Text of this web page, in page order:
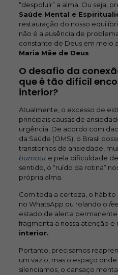
“despoluir” a alma. Ou seja,
Saúde Mental e
restauração do nosso
não é a ausência de
constante de Deus em meio
Maria Mãe de Deus
O desafio da
que é tão difícil
interior?
Atualmente, o excesso de
principais causas de
urgência. De acordo com
da Saúde (OMS), o Brasil
transtornos de ansiedade,
burnoute pela dificuldade
sentido, o “ruído da rotina”
própria alma.
Com toda a certeza, o
no WhatsApp ou rolando o
estado de alerta
fragmenta a nossa atenção e
interior.
Portanto, precisamos
um vazio, mas o espaço
silenciamos, o cansaço